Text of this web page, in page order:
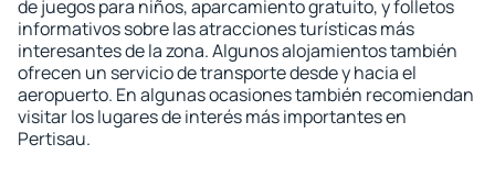
de juegos para niños, aparcamiento gratuito, y folletos
informativos sobre las atracciones turísticas más
interesantes de la zona. Algunos alojamientos también
ofrecen un servicio de transporte desde y hacia el
aeropuerto. En algunas ocasiones también recomiendan
visitar los lugares de interés más importantes en
Pertisau.